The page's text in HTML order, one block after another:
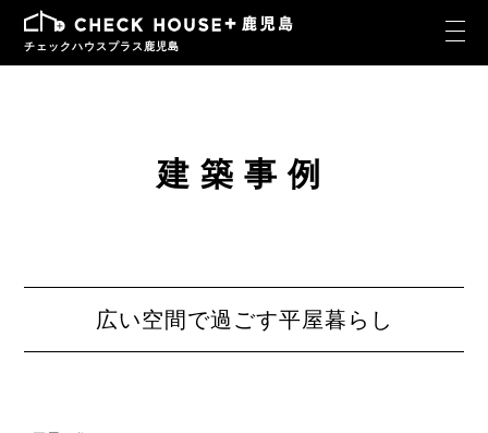
チェックハウスプラス鹿児島
建築事例
広い空間で過ごす平屋暮らし